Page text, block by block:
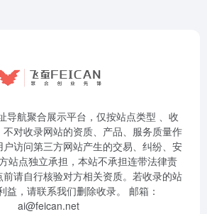
导航聚合展示平台，仅按站点类型 、收
对收录网站的资质、产品、服务质量作
访问第三方网站产生的交易、纠纷、安
站点独立承担，本站不承担连带法律责
请自行核验对方相关资质。若收录的站
益，请联系我们删除收录。 邮箱：
ai@feican.net